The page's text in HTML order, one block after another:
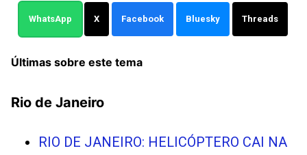
WhatsApp X Facebook Bluesky Threads
Últimas sobre este tema
Rio de Janeiro
RIO DE JANEIRO: HELICÓPTERO CAI NA